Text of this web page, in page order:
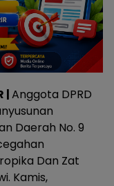
|Anggota DPRD
Daerah No. 9
Dan Zat
Kamis,